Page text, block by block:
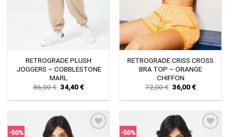
RETROGRADE PLUSH
JOGGERS – COBBLESTONE
MARL
86,00€ Original
price
was:
34,40€Current
is:
RETROGRADE CRISS CROSS
BRA TOP – ORANGE
CHIFFON
72,00€ Original
price
was:
36,00€Current
is:
-50% -50%